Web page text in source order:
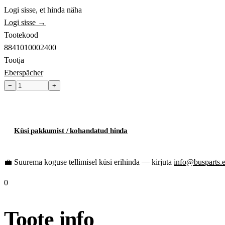
Logi sisse, et hinda näha
Logi sisse →
Tootekood
8841010002400
Tootja
Eberspächer
− +
Küsi pakkumist / kohandatud hinda
💼 Suurema koguse tellimisel küsi erihinda — kirjuta
0
Toote info